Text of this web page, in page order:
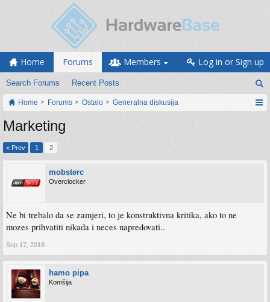
Home Forums
Search Forums Recent Posts
Members Log in or Sign up
Home Forums Ostalo Generalna diskusija
Marketing
< Prev 1 2
mobsterc
Overclocker
Ne bi trebalo da se zamjeri, to je konstruktivna kritika, ako to ne
mozes prihvatiti nikada i neces napredovati..
Sep 17, 2018
hamo pipa
Komšija